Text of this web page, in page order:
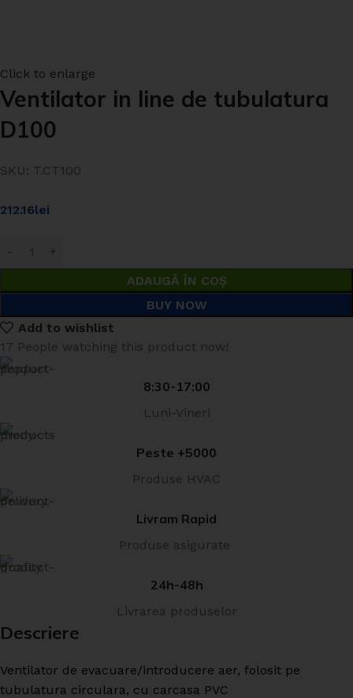
Click to enlarge
Ventilator in line de tubulatura
D100
SKU: T.CT100
212.16lei
ADAUGĂ ÎN COȘ
BUY NOW
Add to wishlist
17 People watching this product now!
8:30-17:00
Luni-Vineri
Peste +5000
Produse HVAC
Livram Rapid
Produse asigurate
24h-48h
Livrarea produselor
Descriere
Ventilator de evacuare/introducere aer, folosit pe
tubulatura circulara, cu carcasa PVC